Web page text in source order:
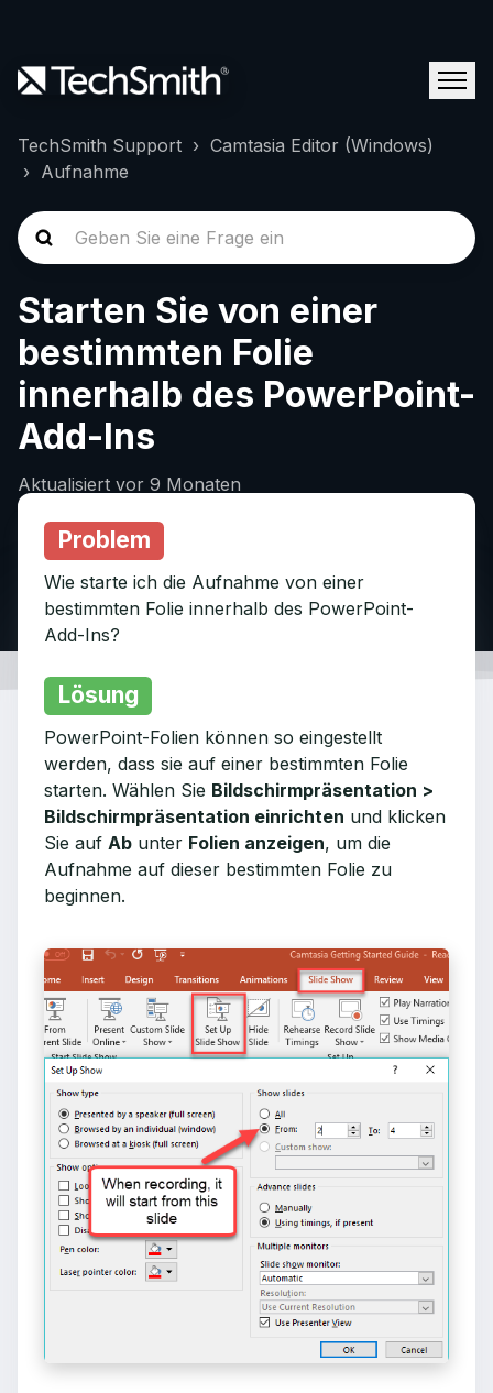
TechSmith Support
Camtasia Editor (Windows)
Aufnahme
Starten Sie von einer
bestimmten Folie
innerhalb des PowerPoint-
Add-Ins
Aktualisiert vor 9 Monaten
Problem
Wie starte ich die Aufnahme von einer
bestimmten Folie innerhalb des PowerPoint-
Add-Ins?
Lösung
PowerPoint-Folien können so eingestellt
werden, dass sie auf einer bestimmten Folie
starten. Wählen Sie Bildschirmpräsentation >
Bildschirmpräsentation einrichten und klicken
Sie auf Ab unter Folien anzeigen, um die
Aufnahme auf dieser bestimmten Folie zu
beginnen.